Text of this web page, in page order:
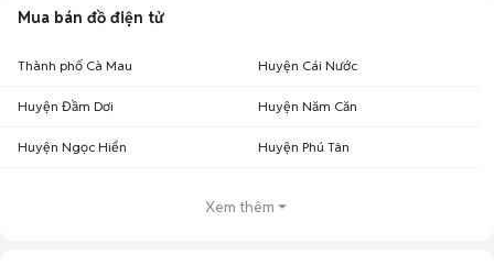
Mua bán đồ điện tử
Thành phố Cà Mau Huyện Cái Nước
Huyện Đầm Dơi Huyện Năm Căn
Huyện Ngọc Hiển Huyện Phú Tân
Xem thêm